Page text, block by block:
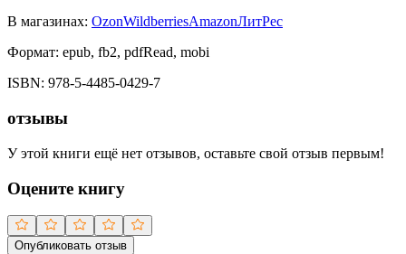
В магазинах: OzonWildberriesAmazonЛитРес
Формат: epub, fb2, pdfRead, mobi
ISBN: 978-5-4485-0429-7
отзывы
У этой книги ещё нет отзывов, оставьте свой отзыв первым!
Оцените книгу
Опубликовать отзыв